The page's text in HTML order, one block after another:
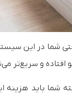
شما در این
افتاده و سریع‌تر
شما باید هزینه